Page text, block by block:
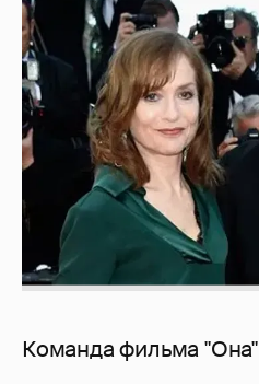
Команда фильма "Она"